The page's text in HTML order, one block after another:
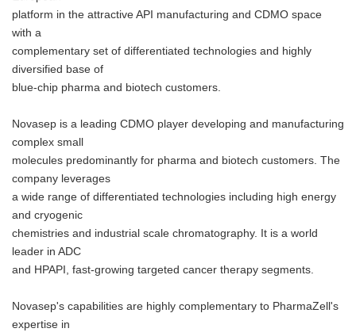
platform in the attractive API manufacturing and CDMO space
with a
complementary set of differentiated technologies and highly
diversified base of
blue-chip pharma and biotech customers.
Novasep is a leading CDMO player developing and manufacturing
complex small
molecules predominantly for pharma and biotech customers. The
company leverages
a wide range of differentiated technologies including high energy
and cryogenic
chemistries and industrial scale chromatography. It is a world
leader in ADC
and HPAPI, fast-growing targeted cancer therapy segments.
Novasep's capabilities are highly complementary to PharmaZell's
expertise in